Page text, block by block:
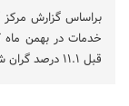
براساس گزارش
خدمات در بهمن
قبل ۱۱.۱ درصد گران شد.